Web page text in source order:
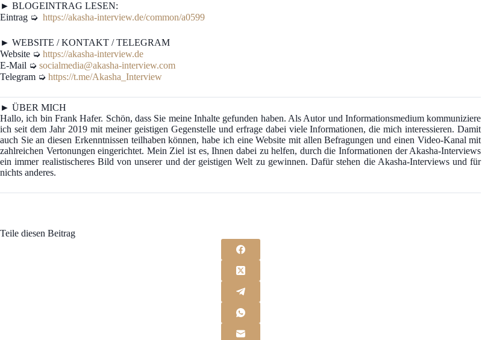
► BLOGEINTRAG LESEN:
Eintrag ➭ https://akasha-interview.de/common/a0599
► WEBSITE / KONTAKT / TELEGRAM
Website ➭ https://akasha-interview.de
E-Mail ➭ socialmedia@akasha-interview.com
Telegram ➭ https://t.me/Akasha_Interview
► ÜBER MICH
Hallo, ich bin Frank Hafer. Schön, dass Sie meine Inhalte gefunden haben. Als Autor und Informationsmedium kommuniziere
ich seit dem Jahr 2019 mit meiner geistigen Gegenstelle und erfrage dabei viele Informationen, die mich interessieren. Damit
auch Sie an diesen Erkenntnissen teilhaben können, habe ich eine Website mit allen Befragungen und einen Video-Kanal mit
zahlreichen Vertonungen eingerichtet. Mein Ziel ist es, Ihnen dabei zu helfen, durch die Informationen der Akasha-Interviews
ein immer realistischeres Bild von unserer und der geistigen Welt zu gewinnen. Dafür stehen die Akasha-Interviews und für
nichts anderes.
Teile diesen Beitrag